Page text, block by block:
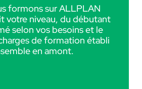
formons sur ALLPLAN
votre niveau, du débutant
selon vos besoins et le
de formation établi
en amont.